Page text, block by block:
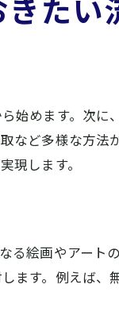
たい
始めます。次
ど多様な方
現します。
絵画やアート
ます。例えば